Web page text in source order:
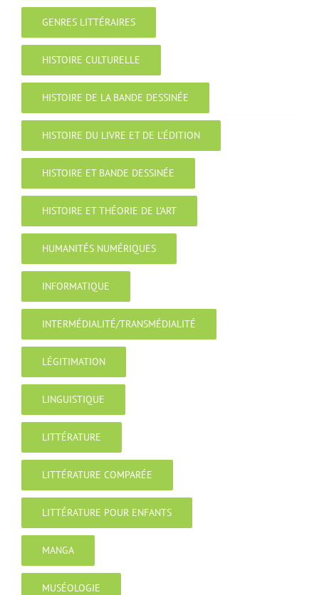
GENRES LITTÉRAIRES
HISTOIRE CULTURELLE
HISTOIRE DE LA BANDE DESSINÉE
HISTOIRE DU LIVRE ET DE L’ÉDITION
HISTOIRE ET BANDE DESSINÉE
HISTOIRE ET THÉORIE DE L’ART
HUMANITÉS NUMÉRIQUES
INFORMATIQUE
INTERMÉDIALITÉ/TRANSMÉDIALITÉ
LÉGITIMATION
LINGUISTIQUE
LITTÉRATURE
LITTÉRATURE COMPARÉE
LITTÉRATURE POUR ENFANTS
MANGA
MUSÉOLOGIE